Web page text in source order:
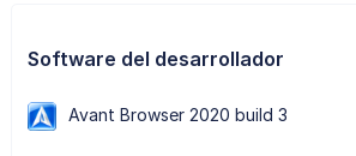
Software del desarrollador
Avant Browser 2020 build 3